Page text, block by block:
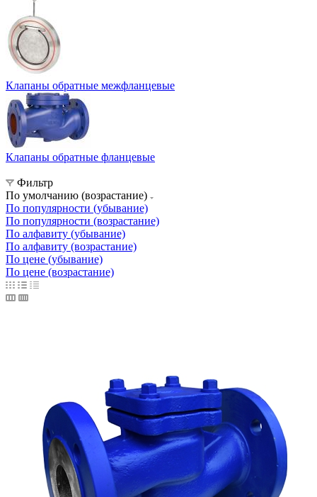
Клапаны обратные межфланцевые
Клапаны обратные фланцевые
Фильтр
По умолчанию (возрастание)
По популярности (убывание)
По популярности (возрастание)
По алфавиту (убывание)
По алфавиту (возрастание)
По цене (убывание)
По цене (возрастание)